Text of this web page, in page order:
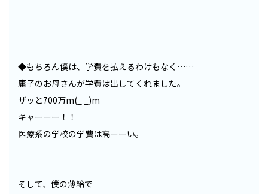
◆もちろん僕は、学費を払えるわけもなく……
庸子のお母さんが学費は出してくれました。
ザッと700万m(_ _)m
キャーーー！！
医療系の学校の学費は高ーーい。
そして、僕の薄給で